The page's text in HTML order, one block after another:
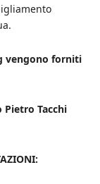
vengono forniti
Pietro Tacchi